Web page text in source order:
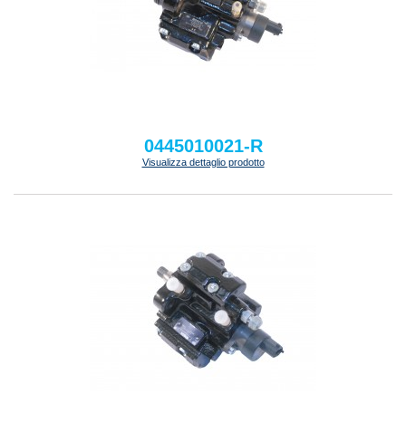
0445010021-R
Visualizza dettaglio prodotto